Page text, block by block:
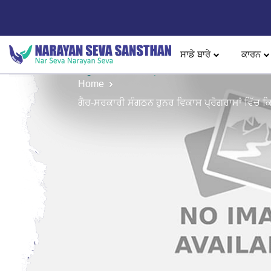
ਸਾਡੇ ਬਾਰੇ ਕਾਰਨ
Home
ਗੈਰ-ਸਰਕਾਰੀ ਸੰਗਠਨ ਹੁਨਰ ਵਿਕਾਸ ਪ੍ਰੋਗਰਾਮਾਂ ਵਿੱਚ